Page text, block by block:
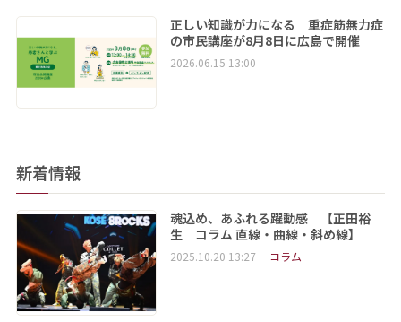
正しい知識が力になる 重症筋無力症
の市民講座が8月8日に広島で開催
2026.06.15 13:00
新着情報
魂込め、あふれる躍動感 【正田裕
生 コラム 直線・曲線・斜め線】
2025.10.20 13:27 コラム